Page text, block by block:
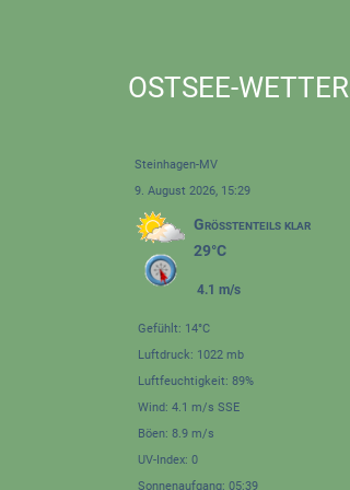
OSTSEE-WETTER
Steinhagen-MV
9. August 2026, 15:29
Größtenteils klar
29°C
4.1 m/s
Gefühlt: 14°C
Luftdruck: 1022 mb
Luftfeuchtigkeit: 89%
Wind: 4.1 m/s SSE
Böen: 8.9 m/s
UV-Index: 0
Sonnenaufgang: 05:39